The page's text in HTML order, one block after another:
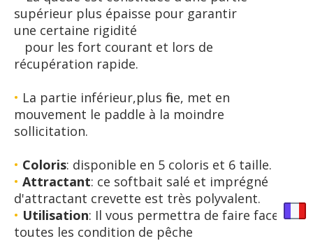
supérieur plus épaisse pour garantir
une certaine rigidité
pour les fort courant et lors de
récupération rapide.
• La partie inférieur,plus fine, met en
mouvement le paddle à la moindre
sollicitation.
• Coloris: disponible en 5 coloris et 6 taille.
• Attractant: ce softbait salé et imprégné
d'attractant crevette est très polyvalent.
• Utilisation: Il vous permettra de faire face à
toutes les condition de pêche